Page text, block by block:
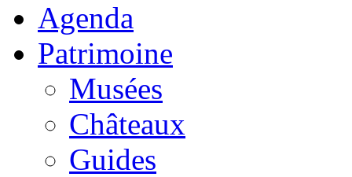
Agenda
Patrimoine
Musées
Châteaux
Guides